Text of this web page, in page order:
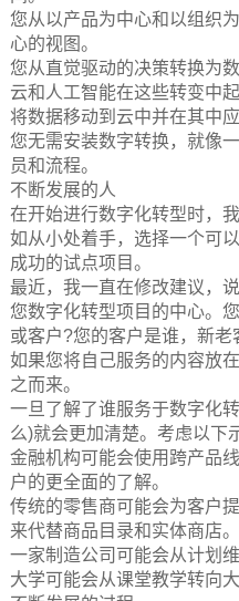
您从以产品为中心和以组织
心的视图。
您从直觉驱动的决策转换为
云和人工智能在这些转变中
将数据移动到云中并在其中
您无需安装数字转换，就像
员和流程。
不断发展的人
在开始进行数字化转型时，
如从小处着手，选择一个可
成功的试点项目。
最近，我一直在修改建议，
您数字化转型项目的中心。
或客户?您的客户是谁，新
如果您将自己服务的内容放
之而来。
一旦了解了谁服务于数字化
么)就会更加清楚。考虑以下
金融机构可能会使用跨产品
户的更全面的了解。
传统的零售商可能会为客户
来代替商品目录和实体商店。
一家制造公司可能会从计划
大学可能会从课堂教学转向